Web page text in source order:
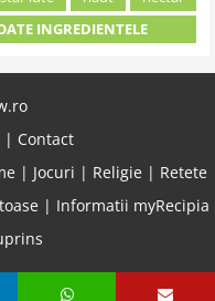
INGREDIENTELE
| Contact
| Jocuri | Religie | Retete
| Informatii myRecipia